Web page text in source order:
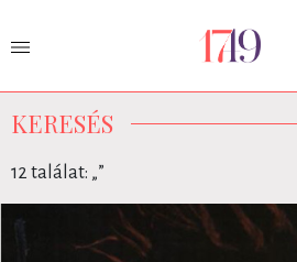
KERESÉS
12 találat: „”